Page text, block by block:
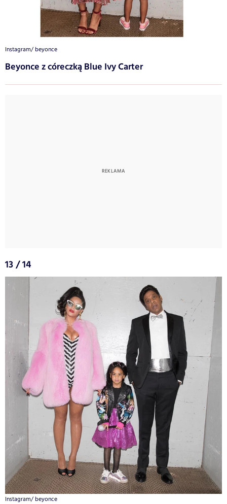
Instagram/ beyonce
Beyonce z córeczką Blue Ivy Carter
13 / 14
Instagram/ beyonce